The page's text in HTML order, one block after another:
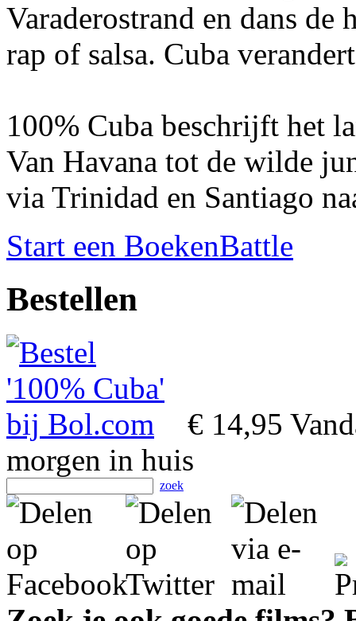
Varaderostrand en dans de
rap of salsa. Cuba
100% Cuba beschrijft het
Van Havana tot de wilde
via Trinidad en Santiago
Start een BoekenBattle
Bestellen
€ 14,95
morgen in huis
zoek